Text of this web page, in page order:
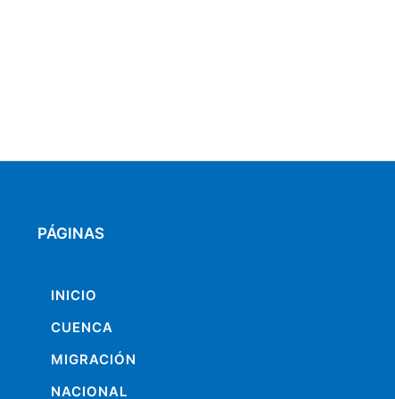
PÁGINAS
INICIO
CUENCA
MIGRACIÓN
NACIONAL